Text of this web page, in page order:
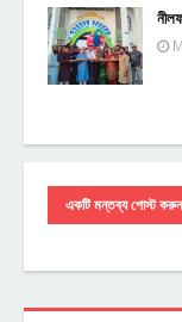
একটি মন্তব্য পোস্ট করুন